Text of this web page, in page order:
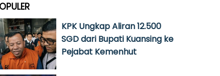
KPK Ungkap Aliran 12.500
SGD dari Bupati Kuansing ke
Pejabat Kemenhut